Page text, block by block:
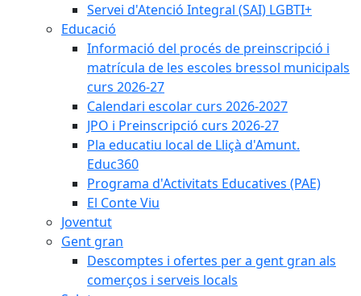
Servei d'Atenció Integral (SAI) LGBTI+
Educació
Informació del procés de preinscripció i
matrícula de les escoles bressol municipals
curs 2026-27
Calendari escolar curs 2026-2027
JPO i Preinscripció curs 2026-27
Pla educatiu local de Lliçà d'Amunt.
Educ360
Programa d'Activitats Educatives (PAE)
El Conte Viu
Joventut
Gent gran
Descomptes i ofertes per a gent gran als
comerços i serveis locals